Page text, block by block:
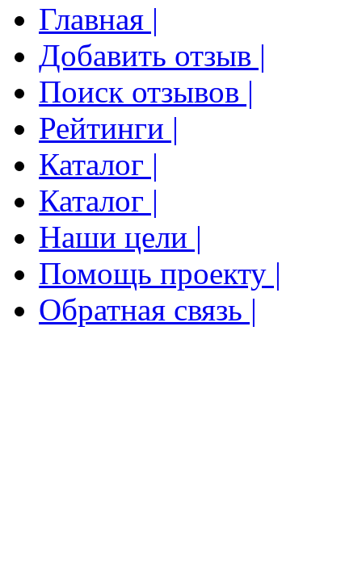
Главная |
Добавить отзыв |
Поиск отзывов |
Рейтинги |
Каталог |
Каталог |
Наши цели |
Помощь проекту |
Обратная связь |